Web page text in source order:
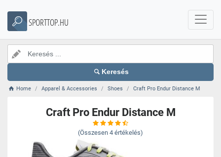
SPORTTOP.HU
Keresés
Home Apparel & Accessories Shoes Craft Pro Endur Distance M
Craft Pro Endur Distance M
(Összesen 4 értékelés)